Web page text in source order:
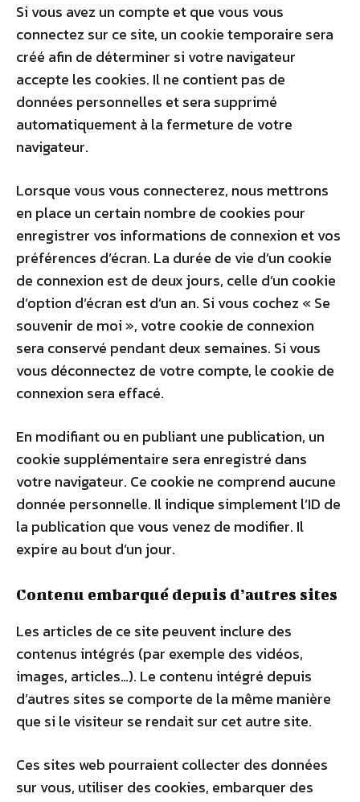
Si vous avez un compte et que vous vous
connectez sur ce site, un cookie temporaire sera
créé afin de déterminer si votre navigateur
accepte les cookies. Il ne contient pas de
données personnelles et sera supprimé
automatiquement à la fermeture de votre
navigateur.
Lorsque vous vous connecterez, nous mettrons
en place un certain nombre de cookies pour
enregistrer vos informations de connexion et vos
préférences d’écran. La durée de vie d’un cookie
de connexion est de deux jours, celle d’un cookie
d’option d’écran est d’un an. Si vous cochez « Se
souvenir de moi », votre cookie de connexion
sera conservé pendant deux semaines. Si vous
vous déconnectez de votre compte, le cookie de
connexion sera effacé.
En modifiant ou en publiant une publication, un
cookie supplémentaire sera enregistré dans
votre navigateur. Ce cookie ne comprend aucune
donnée personnelle. Il indique simplement l’ID de
la publication que vous venez de modifier. Il
expire au bout d’un jour.
Contenu embarqué depuis d’autres sites
Les articles de ce site peuvent inclure des
contenus intégrés (par exemple des vidéos,
images, articles…). Le contenu intégré depuis
d’autres sites se comporte de la même manière
que si le visiteur se rendait sur cet autre site.
Ces sites web pourraient collecter des données
sur vous, utiliser des cookies, embarquer des